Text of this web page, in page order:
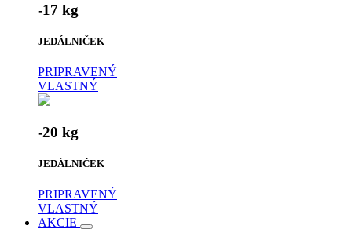
-17 kg
JEDÁLNIČEK
PRIPRAVENÝ
VLASTNÝ
-20 kg
JEDÁLNIČEK
PRIPRAVENÝ
VLASTNÝ
AKCIE